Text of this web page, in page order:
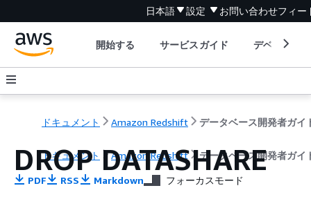
日本語 設定 お問い合わせフィー
開始する サービスガイド デベロッパ
ドキュメント Amazon Redshift データベース開発者ガイ
ドキュメント Amazon Redshift データベース開発者ガイ
DROP DATASHARE
PDF RSS Markdown フォーカスモード